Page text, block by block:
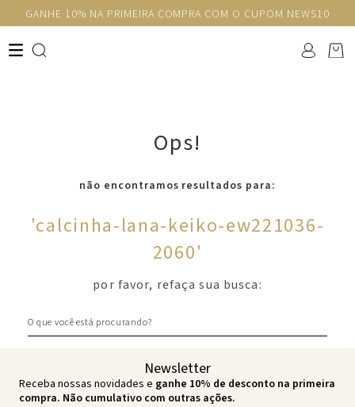
GANHE 10% NA PRIMEIRA COMPRA COM O CUPOM NEWS10
Ops!
não encontramos resultados para:
'calcinha-lana-keiko-ew221036-
2060'
por favor, refaça sua busca:
Newsletter
Receba nossas novidades e ganhe 10% de desconto na primeira
compra. Não cumulativo com outras ações.